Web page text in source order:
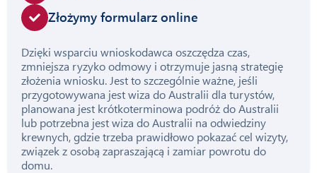
Złożymy formularz online
Dzięki wsparciu wnioskodawca oszczędza czas,
zmniejsza ryzyko odmowy i otrzymuje jasną strategię
złożenia wniosku. Jest to szczególnie ważne, jeśli
przygotowywana jest wiza do Australii dla turystów,
planowana jest krótkoterminowa podróż do Australii
lub potrzebna jest wiza do Australii na odwiedziny
krewnych, gdzie trzeba prawidłowo pokazać cel wizyty,
związek z osobą zapraszającą i zamiar powrotu do
domu.